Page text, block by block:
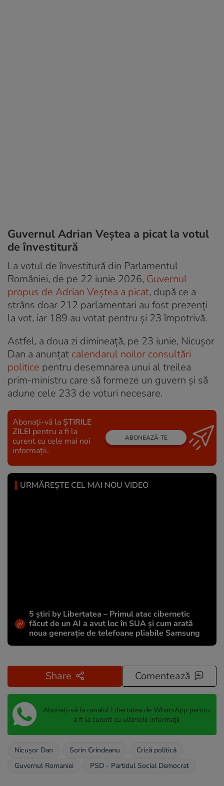
Guvernul Adrian Veștea a picat la votul
de învestitură
La votul de învestitură din Parlamentul
României, de pe 22 iunie 2026, Guvernul
propus de Adrian Veștea a picat, după ce a
strâns doar 212 parlamentari au fost prezenți
la vot, iar 189 au votat pentru și 23 împotrivă.
Astfel, a doua zi dimineață, pe 23 iunie, Nicușor
Dan a anunțat calendarul noilor consultări
politice pentru desemnarea unui al treilea
prim-ministru care să formeze un guvern și să
adune cele 233 de voturi necesare.
Abonați-vă la ȘTIRILE
ZILEI pentru a fi la
curent cu cele mai noi
informații.
ABONEAZĂ-TE
URMĂREȘTE CEL MAI NOU VIDEO
5 știri by Libertatea – Primul atac cibernetic
făcut de un AI a avut loc în SUA și cum arată
noua generație de telefoane pliabile Samsung
Share Comentează
Abonați-vă la canalul Libertatea de WhatsApp pentru
a fi la curent cu ultimele informații
Nicușor Dan Sorin Grindeanu
Criză politică
Guvernul Romaniei
PSD - Partidul Social Democrat